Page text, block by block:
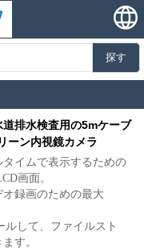
探す
道排水検査用の5mケーブ
ーン内視鏡カメラ
イムで表示するための
画面。
録画のための最大
ルして、ファイルスト
す。